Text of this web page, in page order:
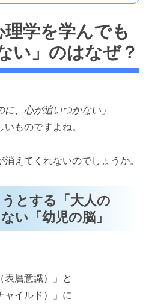
学を学んでも
い」のはなぜ？
に、心が追いつかない」
ものですよね。
えてくれないのでしょうか。
とする「大人の
い「幼児の脳」
表層意識）」と
ャイルド）」に